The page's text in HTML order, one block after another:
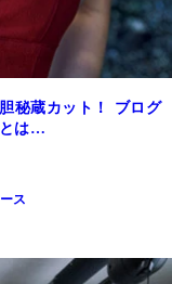
秘蔵カット！ ブログ
とは…
ス